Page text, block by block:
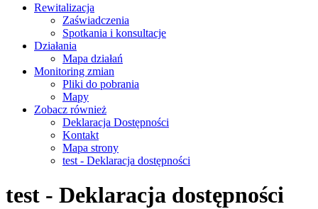
Rewitalizacja
Zaświadczenia
Spotkania i konsultacje
Działania
Mapa działań
Monitoring zmian
Pliki do pobrania
Mapy
Zobacz również
Deklaracja Dostępności
Kontakt
Mapa strony
test - Deklaracja dostępności
test - Deklaracja dostępności